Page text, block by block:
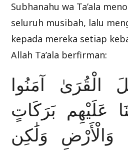
Subhanahu wa Ta’ala
seluruh musibah, lalu
kepada mereka setiap
Allah Ta’ala berfirman:
الْقُرَىٰ آمَنُوا
عَلَيْهِم بَرَكَاتٍ
وَالْأَرْضِ وَلَٰكِن